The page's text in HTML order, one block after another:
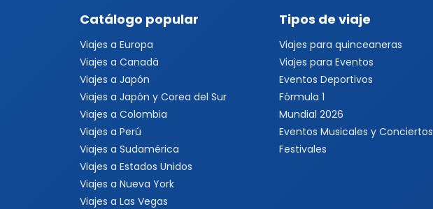
Catálogo popular
Viajes a Europa
Viajes a Canadá
Viajes a Japón
Viajes a Japón y Corea del Sur
Viajes a Colombia
Viajes a Perú
Viajes a Sudamérica
Viajes a Estados Unidos
Viajes a Nueva York
Viajes a Las Vegas
Tipos de viaje
Viajes para quinceaneras
Viajes para Eventos
Eventos Deportivos
Fórmula 1
Mundial 2026
Eventos Musicales y Conciertos
Festivales